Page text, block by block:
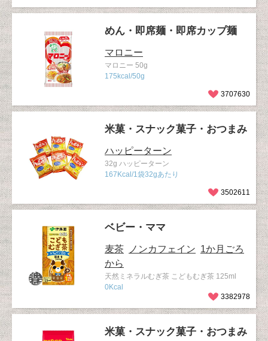
めん・即席麺・即席カップ麺
マロニー
マロニー 50g
175kcal/50g
3707630
米菓・スナック菓子・おつまみ
ハッピーターン
32g ハッピーターン
167Kcal/1袋32gあたり
3502611
ベビー・ママ
麦茶 ノンカフェイン 1か月ごろ
から
天然ミネラルむぎ茶 こどもむぎ茶 125ml
0Kcal
3382978
米菓・スナック菓子・おつまみ